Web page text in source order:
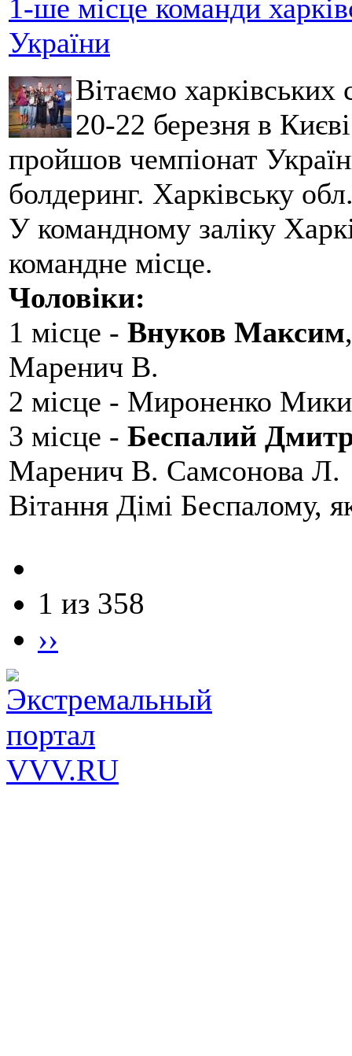
1-ше місце команди
України
Вітаємо
20-22 березня в
пройшов чемпіонат
болдеринг. Харківську
У командному заліку
командне місце.
Чоловіки:
1 місце - Внуков Максим
Маренич В.
2 місце - Мироненко
3 місце - Беспалий
Маренич В. Самсонова Л.
Вітання Дімі Беспалому,
1 из 358
››